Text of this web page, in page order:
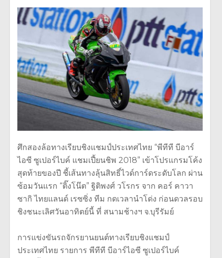
ศึกสองล้อทางเรียบชิงแชมป์ประเทศไทย “พีทีที บีอาร์
ไอซี ซูเปอร์ไบค์ แชมเปี้ยนชิพ 2018” เข้าโปรแกรมโค้ง
สุดท้ายของปี ชี้เส้นทางลุ้นสิทธิ์ไวด์การ์ดระดับโลก ผ่าน
ซ้อมวันแรก “ติ๊งโน๊ต” ฐิติพงศ์ วโรกร จาก คอร์ คาวา
ซากิ ไทยแลนด์ เรซซิ่ง ทีม กดเวลานำโด่ง ก่อนดวลรอบ
ชิงชนะเลิศวันอาทิตย์นี้ ที่ สนามช้างฯ จ.บุรีรัมย์
การแข่งขันรถจักรยานยนต์ทางเรียบชิงแชมป์
ประเทศไทย รายการ พีทีที บีอาร์ไอซี ซูเปอร์ไบค์